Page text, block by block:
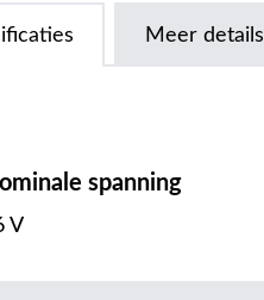
Meer details
spanning
V